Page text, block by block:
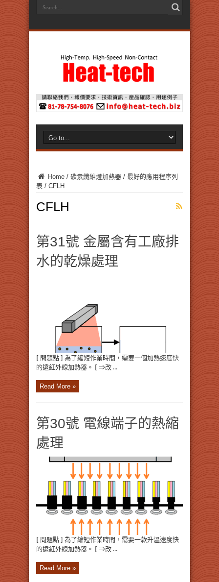
Home / 碳素纖維燈加熱器 / 最好的應用程序列
表 / CFLH
CFLH
第31號 金屬含有工廠排
水的乾燥處理
[ 問題點 ] 為了縮短作業時間，需要一個加熱速度快
的遠紅外線加熱器。 [ ⇒改 ...
Read More »
第30號 電線端子的熱縮
處理
[ 問題點 ] 為了縮短作業時間，需要一款升溫速度快
的遠紅外線加熱器。 [ ⇒改 ...
Read More »